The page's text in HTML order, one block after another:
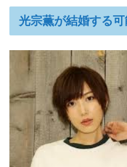
光宗薫が結婚する